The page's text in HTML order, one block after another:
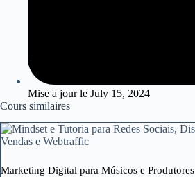
Mise a jour le July 15, 2024
Cours similaires
Marketing Digital para Músicos e Produtores